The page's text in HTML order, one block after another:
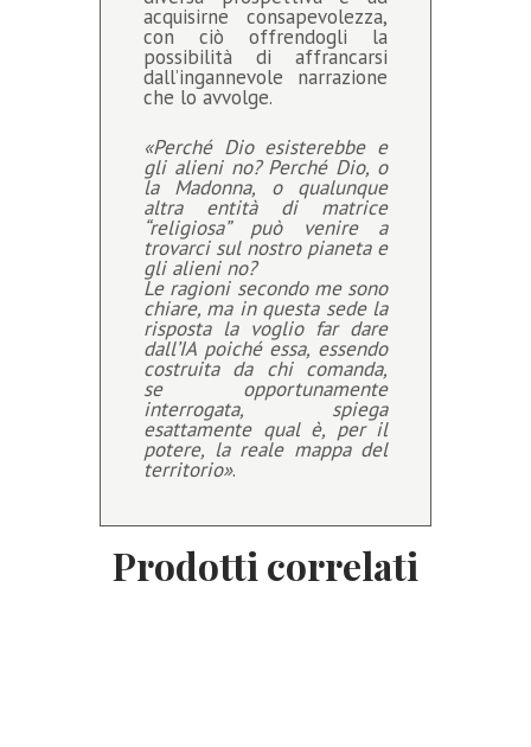
acquisirne consapevolezza,
con ciò offrendogli la
possibilità di affrancarsi
dall’ingannevole narrazione
che lo avvolge.
«Perché Dio esisterebbe e
gli alieni no? Perché Dio, o
la Madonna, o qualunque
altra entità di matrice
“religiosa” può venire a
trovarci sul nostro pianeta e
gli alieni no?
Le ragioni secondo me sono
chiare, ma in questa sede la
risposta la voglio far dare
dall’IA poiché essa, essendo
costruita da chi comanda,
se opportunamente
interrogata, spiega
esattamente qual è, per il
potere, la reale mappa del
territorio».
Prodotti correlati